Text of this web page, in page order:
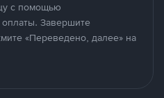
с помощью
Завершите
«Переведено, далее» на